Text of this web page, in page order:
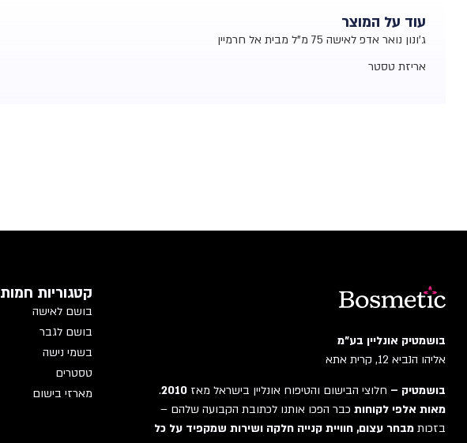
עוד על המוצר
ג'ונון נואר אדפ לאישה 75 מ"ל מבית אל חרמיין
אריזת טסטר
בושמטיק אונליין בע"מ
אליהו הנביא 12, קרית אתא
בושמטיק – חלוצי הבישום והטיפוח אונליין בישראל מאז 2010
.
מאות אלפי לקוחות כבר הפכו אותנו לכתובת הקבועה שלהם –
בזכות מבחר עצום, חוויית קנייה חלקה ושירות שמקפיד על כל
קטגוריות חמות
בושם לאישה
בושם לגבר
בשמי נישה
טסטרים
מארזי בישום